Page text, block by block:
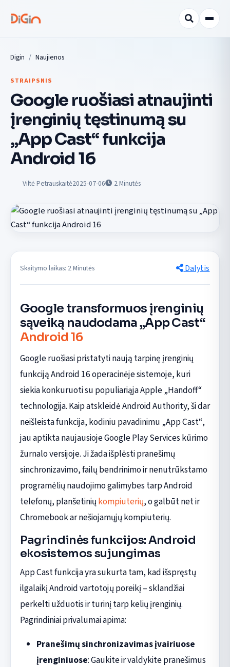
Digin Naujienos
STRAIPSNIS
Google ruošiasi atnaujinti
įrenginių tęstinumą su
„App Cast“ funkcija
Android 16
Viltė Petrauskaitė2025-07-06 2Minutės
Skaitymo laikas: 2 Minutės Dalytis
Google transformuos įrenginių
sąveiką naudodama „App Cast“
Android 16
Google ruošiasi pristatyti naują tarpinę įrenginių
funkciją Android 16 operacinėje sistemoje, kuri
siekia konkuruoti su populiariąja Apple „Handoff“
technologija. Kaip atskleidė Android Authority, ši dar
neišleista funkcija, kodiniu pavadinimu „App Cast“,
jau aptikta naujausioje Google Play Services kūrimo
žurnalo versijoje. Ji žada išplėsti pranešimų
sinchronizavimo, failų bendrinimo ir nenutrūkstamo
programėlių naudojimo galimybes tarp Android
telefonų, planšetinių kompiuterių, o galbūt net ir
Chromebook ar nešiojamųjų kompiuterių.
Pagrindinės funkcijos: Android
ekosistemos sujungimas
App Cast funkcija yra sukurta tam, kad išspręstų
ilgalaikį Android vartotojų poreikį – sklandžiai
perkelti užduotis ir turinį tarp kelių įrenginių.
Pagrindiniai privalumai apima:
Pranešimų sinchronizavimas įvairiuose
įrenginiuose: Gaukite ir valdykite pranešimus